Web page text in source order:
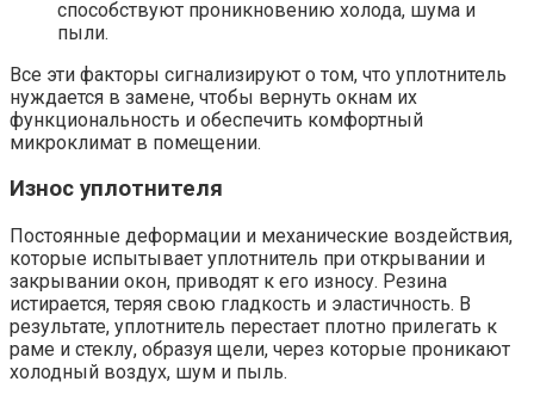
способствуют проникновению холода, шума и
пыли.
Все эти факторы сигнализируют о том, что уплотнитель
нуждается в замене, чтобы вернуть окнам их
функциональность и обеспечить комфортный
микроклимат в помещении.
Износ уплотнителя
Постоянные деформации и механические воздействия,
которые испытывает уплотнитель при открывании и
закрывании окон, приводят к его износу. Резина
истирается, теряя свою гладкость и эластичность. В
результате, уплотнитель перестает плотно прилегать к
раме и стеклу, образуя щели, через которые проникают
холодный воздух, шум и пыль.